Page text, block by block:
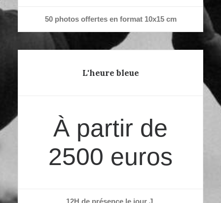
50 photos offertes en format 10x15 cm
L'heure bleue
À partir de
2500 euros
12H de présence le jour J,